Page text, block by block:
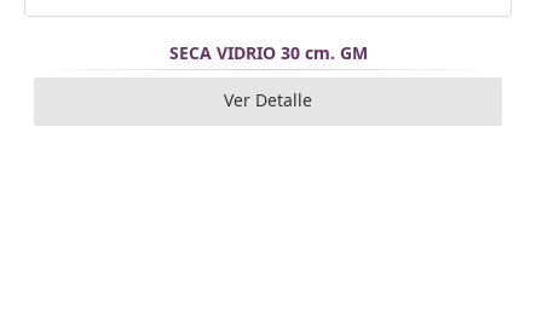
SECA VIDRIO 30 cm. GM
Ver Detalle